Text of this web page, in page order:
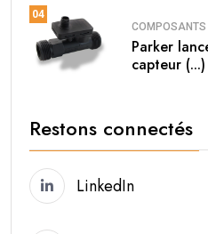
04
COMPOSANTS
Parker
capteur (...)
Restons connectés
LinkedIn